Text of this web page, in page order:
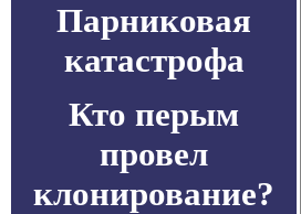
Парниковая
катастрофа
Кто перым
провел
клонирование?